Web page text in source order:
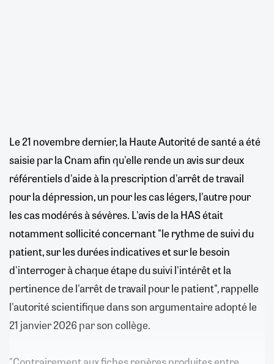
Le 21 novembre dernier, la Haute Autorité de santé a été
saisie par la Cnam afin qu'elle rende un avis sur deux
référentiels d'aide à la prescription d'arrêt de travail
pour la dépression, un pour les cas légers, l'autre pour
les cas modérés à sévères. L'avis de la HAS était
notamment sollicité concernant "le rythme de suivi du
patient, sur les durées indicatives et sur le besoin
d'interroger à chaque étape du suivi l'intérêt et la
pertinence de l'arrêt de travail pour le patient", rappelle
l'autorité scientifique dans son argumentaire adopté le
21 janvier 2026 par son collège.